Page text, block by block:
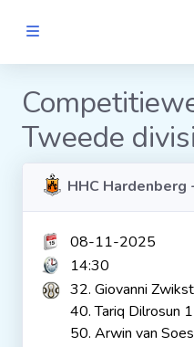
Clubs
Wedstrijden
Statistieken
Voetbalpiramide
Tweede
HHC Hardenberg
08-11-2025
14:30
32. Giovanni
40. Tariq Dilrosun
50. Arwin van